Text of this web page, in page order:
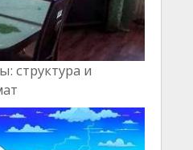
структура и